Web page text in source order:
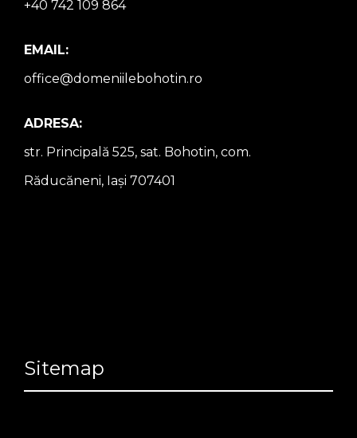
+40 742 109 864
EMAIL:
office@domeniilebohotin.ro
ADRESA:
str. Principală 525, sat. Bohotin, com.
Răducăneni, Iași 707401
Sitemap